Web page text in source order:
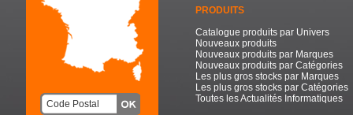
PRODUITS
Catalogue produits par Univers
Nouveaux produits
Nouveaux produits par Marques
Nouveaux produits par Catégories
Les plus gros stocks par Marques
Les plus gros stocks par Catégories
Toutes les Actualités Informatiques